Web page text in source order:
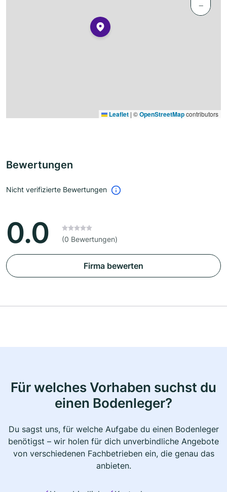
−
Leaflet | ©OpenStreetMapcontributors
Bewertungen
Nicht verifizierte Bewertungen
0.0 (0 Bewertungen)
Firma bewerten
Für welches Vorhaben suchst du
einen Bodenleger?
Du sagst uns, für welche Aufgabe du einen Bodenleger
benötigst – wir holen für dich unverbindliche Angebote
von verschiedenen Fachbetrieben ein, die genau das
anbieten.